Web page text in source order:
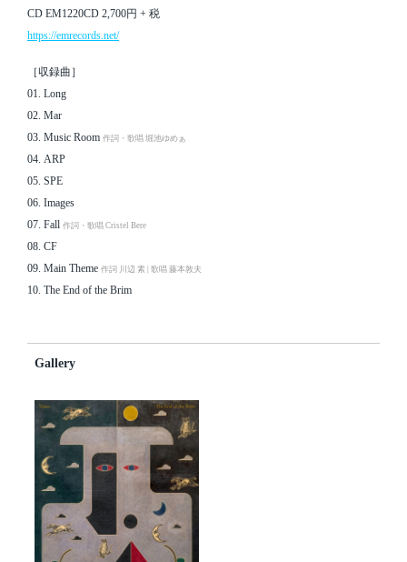
CD EM1220CD 2,700円 + 税
https://emrecords.net/
［収録曲］
01. Long
02. Mar
03. Music Room 作詞・歌唱 堀池ゆめぁ
04. ARP
05. SPE
06. Images
07. Fall 作詞・歌唱 Cristel Bere
08. CF
09. Main Theme 作詞 川辺 素 | 歌唱 藤本敦夫
10. The End of the Brim
Gallery